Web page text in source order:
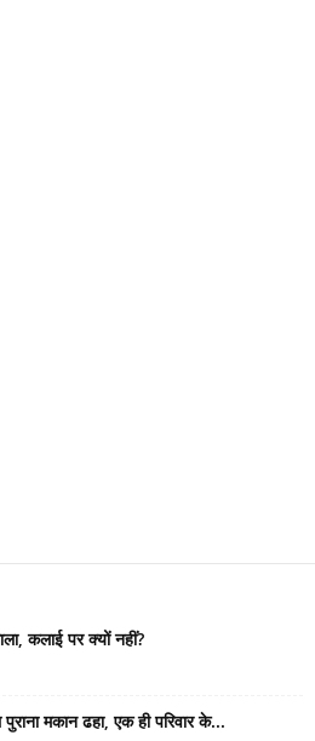
कलाई पर क्यों नहीं?
मकान ढहा, एक ही परिवार के...